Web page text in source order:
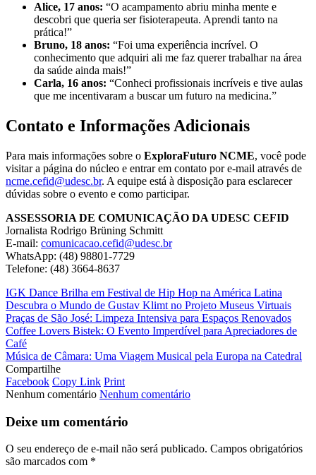
Alice, 17 anos: “O acampamento abriu minha mente e
descobri que queria ser fisioterapeuta. Aprendi tanto na
prática!”
Bruno, 18 anos: “Foi uma experiência incrível. O
conhecimento que adquiri ali me faz querer trabalhar na área
da saúde ainda mais!”
Carla, 16 anos: “Conheci profissionais incríveis e tive aulas
que me incentivaram a buscar um futuro na medicina.”
Contato e Informações Adicionais
Para mais informações sobre o ExploraFuturo NCME, você pode
visitar a página do núcleo e entrar em contato por e-mail através de
ncme.cefid@udesc.br. A equipe está à disposição para esclarecer
dúvidas sobre o evento e como participar.
ASSESSORIA DE COMUNICAÇÃO DA UDESC CEFID
Jornalista Rodrigo Brüning Schmitt
E-mail: comunicacao.cefid@udesc.br
WhatsApp: (48) 98801-7729
Telefone: (48) 3664-8637
IGK Dance Brilha em Festival de Hip Hop na América Latina
Descubra o Mundo de Gustav Klimt no Projeto Museus Virtuais
Praças de São José: Limpeza Intensiva para Espaços Renovados
Coffee Lovers Bistek: O Evento Imperdível para Apreciadores de
Café
Música de Câmara: Uma Viagem Musical pela Europa na Catedral
Compartilhe
Facebook Copy Link Print
Nenhum comentário Nenhum comentário
Deixe um comentário
O seu endereço de e-mail não será publicado. Campos obrigatórios
são marcados com *